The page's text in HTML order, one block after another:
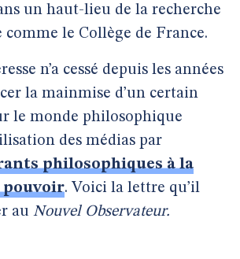
un haut-lieu de la recherche
comme le Collège de France.
n’a cessé depuis les années
la mainmise d’un certain
le monde philosophique
des médias par
philosophiques à la
pouvoir. Voici la lettre qu’il
au Nouvel Observateur.